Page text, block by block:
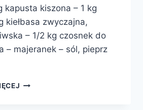
kapusta kiszona – 1 kg
kiełbasa zwyczajna,
– 1/2 kg czosnek do
– majeranek – sól, pieprz
UDKA